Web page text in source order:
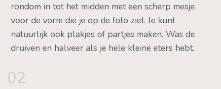
rondom in tot het midden met een scherp mesje
voor de vorm die je op de foto ziet. Je kunt
natuurlijk ook plakjes of partjes maken. Was de
druiven en halveer als je hele kleine eters hebt.
02